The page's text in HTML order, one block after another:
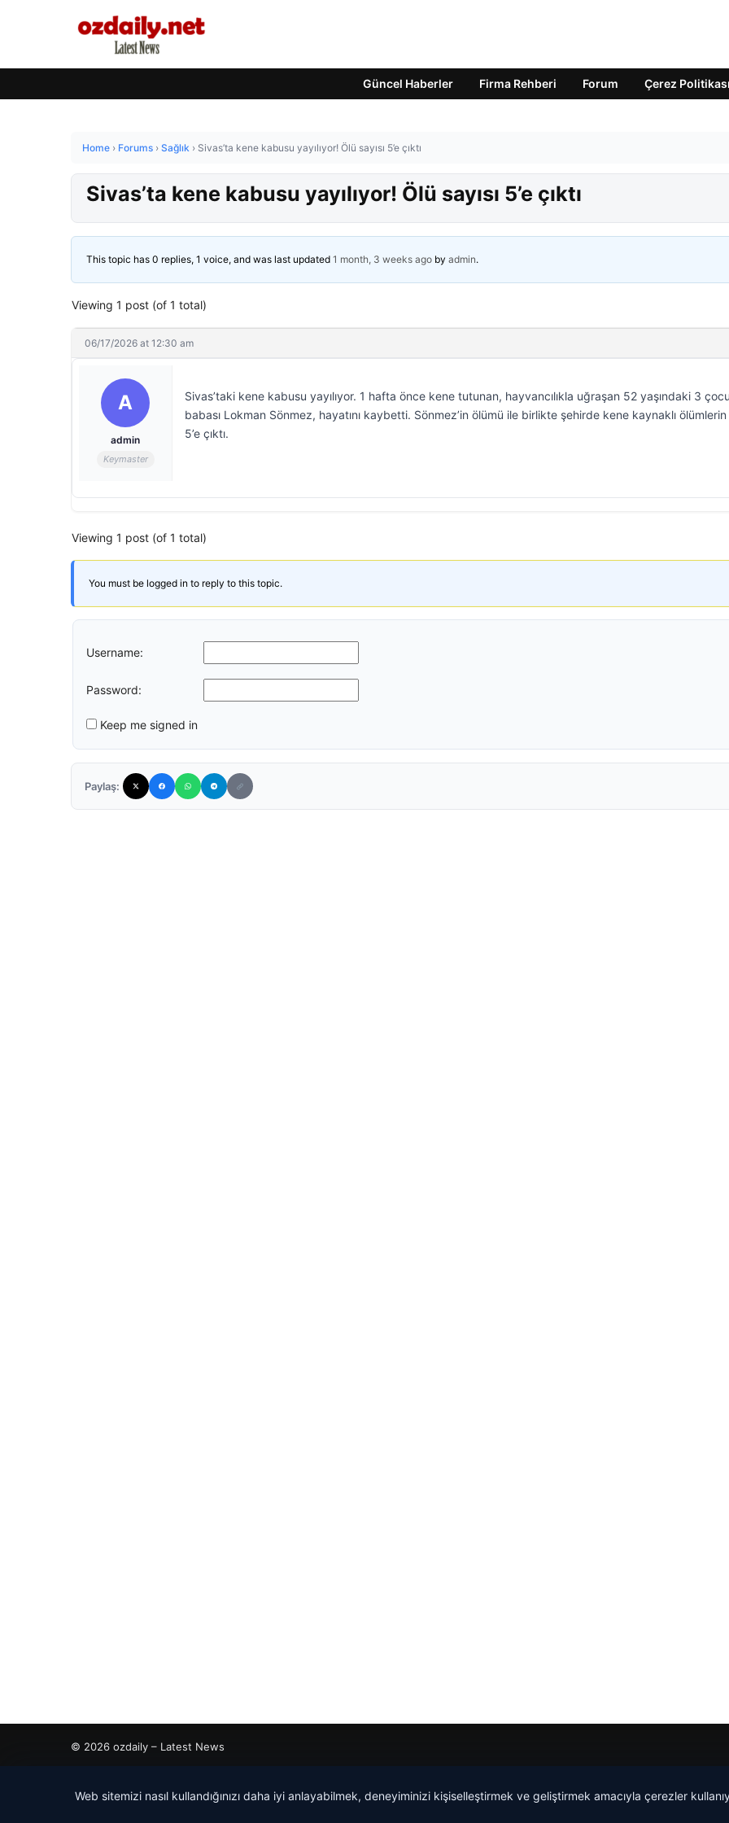
Güncel Haberler Firma Rehberi Forum Çerez Politikası
Home › Forums › Sağlık › Sivas’ta kene kabusu yayılıyor! Ölü sayısı 5’e çıktı
Sivas’ta kene kabusu yayılıyor! Ölü sayısı 5’e çıktı
This topic has 0 replies, 1 voice, and was last updated 1 month, 3 weeks ago by admin.
Viewing 1 post (of 1 total)
06/17/2026 at 12:30 am
A
admin
Keymaster
Sivas’taki kene kabusu yayılıyor. 1 hafta önce kene tutunan, hayvancılıkla uğraşan 52 yaşındaki 3
babası Lokman Sönmez, hayatını kaybetti. Sönmez’in ölümü ile birlikte şehirde kene kaynaklı ölümlerin
5’e çıktı.
Viewing 1 post (of 1 total)
You must be logged in to reply to this topic.
Username:
Password:
Keep me signed in
Paylaş:
© 2026 ozdaily – Latest News
Web sitemizi nasıl kullandığınızı daha iyi anlayabilmek, deneyiminizi kişiselleştirmek ve geliştirmek amacıyla çerezler